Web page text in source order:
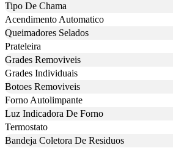
Tipo De Chama
Acendimento Automatico
Queimadores Selados
Prateleira
Grades Removiveis
Grades Individuais
Botoes Removiveis
Forno Autolimpante
Luz Indicadora De Forno
Termostato
Bandeja Coletora De Residuos